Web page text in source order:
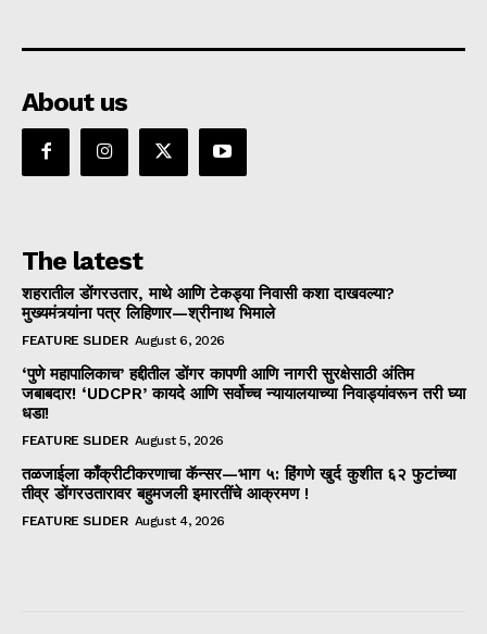
About us
The latest
शहरातील डोंगरउतार, माथे आणि टेकड्या निवासी कशा दाखवल्या?
मुख्यमंत्र्यांना पत्र लिहिणार—श्रीनाथ भिमाले
FEATURE SLIDER August 6, 2026
‘पुणे महापालिकाच’ हद्दीतील डोंगर कापणी आणि नागरी सुरक्षेसाठी अंतिम
जबाबदार! ‘UDCPR’ कायदे आणि सर्वोच्च न्यायालयाच्या निवाड्यांवरून तरी घ्या
धडा!
FEATURE SLIDER August 5, 2026
तळजाईला काँक्रीटीकरणाचा कॅन्सर—भाग ५: हिंगणे खुर्द कुशीत ६२ फुटांच्या
तीव्र डोंगरउतारावर बहुमजली इमारतींचे आक्रमण !
FEATURE SLIDER August 4, 2026